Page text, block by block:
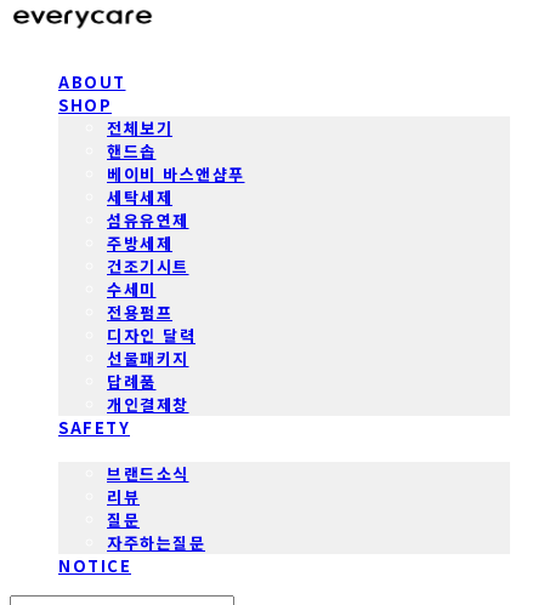
ABOUT
SHOP
전체보기
핸드솝
베이비 바스앤샴푸
세탁세제
섬유유연제
주방세제
건조기시트
수세미
전용펌프
디자인 달력
선물패키지
답례품
개인결제창
SAFETY
브랜드소식
리뷰
질문
자주하는질문
NOTICE